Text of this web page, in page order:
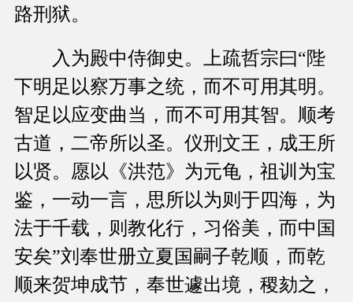
路刑狱。
入为殿中侍御史。上疏哲宗曰“陛
下明足以察万事之统，而不可用其明。
智足以应变曲当，而不可用其智。顺考
古道，二帝所以圣。仪刑文王，成王所
以贤。愿以《洪范》为元龟，祖训为宝
鉴，一动一言，思所以为则于四海，为
法于千载，则教化行，习俗美，而中国
安矣”刘奉世册立夏国嗣子乾顺，而乾
顺来贺坤成节，奉世遽出境，稷劾之，